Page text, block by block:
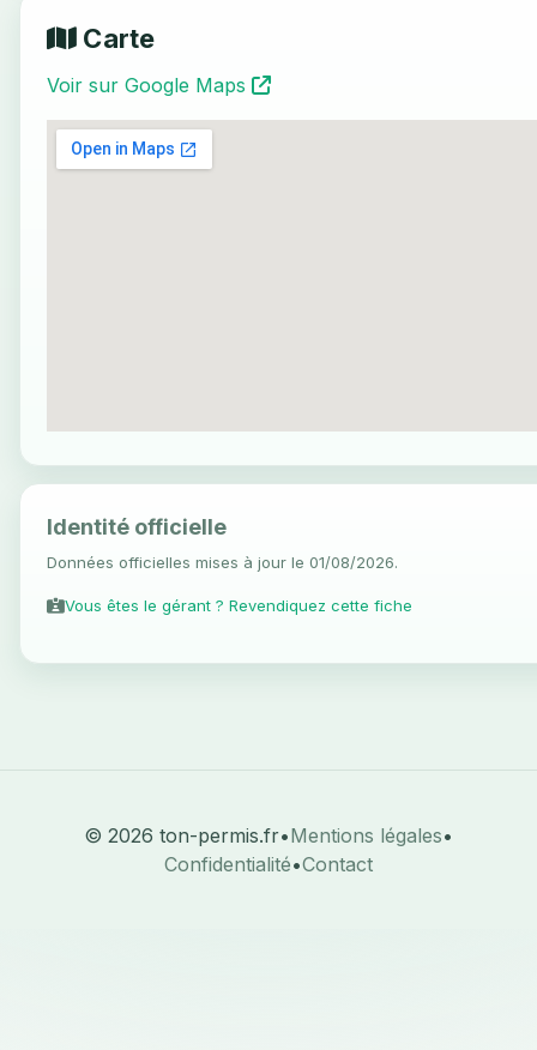
Carte
Voir sur Google Maps
Identité officielle
Données officielles mises à jour le 01/08/2026.
Vous êtes le gérant ? Revendiquez cette fiche
© 2026 ton-permis.fr•Mentions légales•
Confidentialité•Contact